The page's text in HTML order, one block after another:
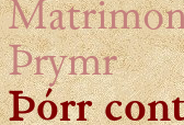
Þrymr
Þórr